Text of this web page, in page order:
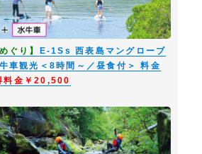
行地において直ちにその旨を販売店及び当社に
準
運賃・規則を基に算出、作成しております。
て
供するサービスの手配、手続きに必要な範囲
の責任、事故に対する保険の手続き上必要な範
があります。
ぐり】
E-1Ss 西表島マングローブ
車観光＜8時間～／昼食付＞ 料金
料金￥20,500